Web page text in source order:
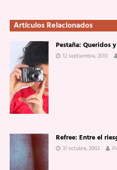
Artículos Relacionados
Pestaña: Queridos
12 septiembre, 2010
Refree: Entre el
31 octubre, 2002